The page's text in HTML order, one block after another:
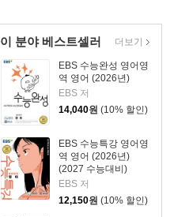
이 분야 베스트셀러
EBS 수능완성 영어영
역 영어 (2026년)
EBS 저
14,040원 (10% 할인)
EBS 수능특강 영어영
역 영어 (2026년)
(2027 수능대비)
EBS 저
12,150원 (10% 할인)
더보기